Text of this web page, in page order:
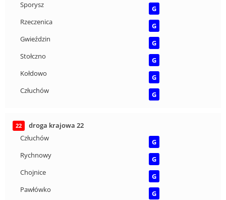
Sporysz
G
Rzeczenica
G
Gwieździn
G
Stołczno
G
Kołdowo
G
Człuchów
G
22
droga krajowa 22
Człuchów
G
Rychnowy
G
Chojnice
G
Pawłówko
G